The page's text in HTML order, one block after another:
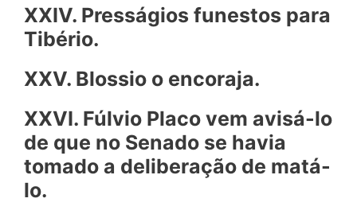
XXIV. Presságios funestos para
Tibério.
XXV. Blossio o encoraja.
XXVI. Fúlvio Placo vem avisá-lo
de que no Senado se havia
tomado a deliberação de matá-
lo.